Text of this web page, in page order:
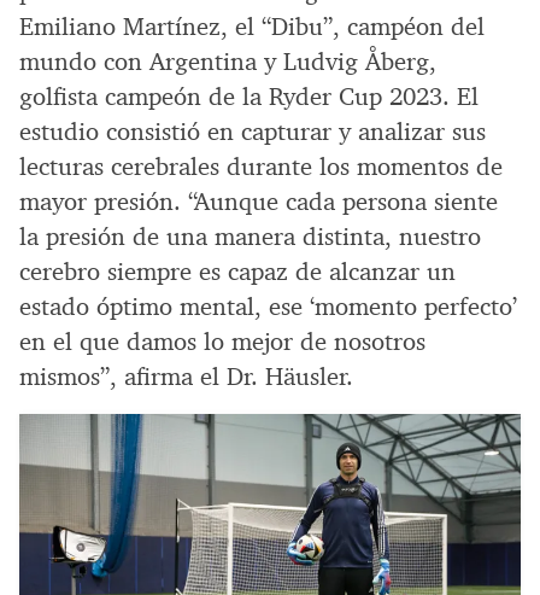
Emiliano Martínez, el “Dibu”, campéon del
mundo con Argentina y Ludvig Åberg,
golfista campeón de la Ryder Cup 2023. El
estudio consistió en capturar y analizar sus
lecturas cerebrales durante los momentos de
mayor presión. “Aunque cada persona siente
la presión de una manera distinta, nuestro
cerebro siempre es capaz de alcanzar un
estado óptimo mental, ese ‘momento perfecto’
en el que damos lo mejor de nosotros
mismos”, afirma el Dr. Häusler.